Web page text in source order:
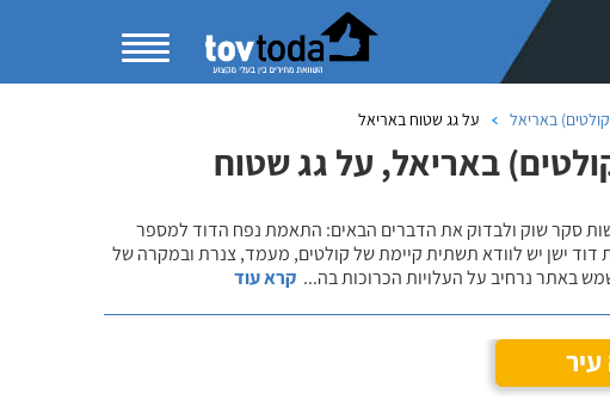
באריאל על גג שטוח באריאל
באריאל, על גג שטוח
סקר שוק ולבדוק את הדברים הבאים: התאמת נפח הדוד למספר
ישן יש לוודא תשתית קיימת של קולטים, מעמד, צנרת ובמקרה של
באתר נרחיב על העלויות הכרוכות בה... קרא עוד